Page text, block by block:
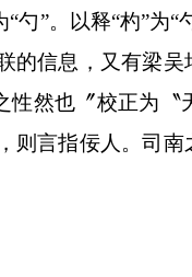
勺”。以释“杓”为
的信息，又有梁
性然也〞校正为〝
则言指佞人。司